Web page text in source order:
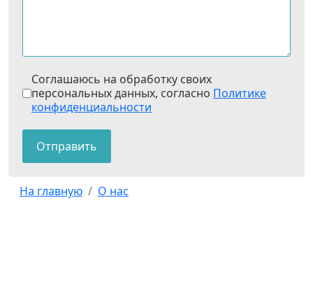
Флажки*
Соглашаюсь на обработку своих
персональных данных, согласно Политике
конфиденциальности
Отправить
На главную О нас